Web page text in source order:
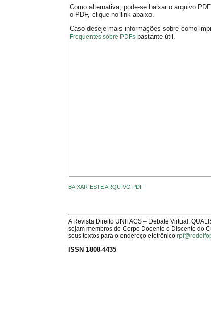
Como alternativa, pode-se baixar o arquivo
o PDF, clique no link abaixo.
Caso deseje mais informações sobre como
Frequentes sobre PDFs bastante útil.
BAIXAR ESTE ARQUIVO PDF
A Revista Direito UNIFACS – Debate Virtual,
sejam membros do Corpo Docente e Discente do
seus textos para o endereço eletrônico
ISSN 1808-4435